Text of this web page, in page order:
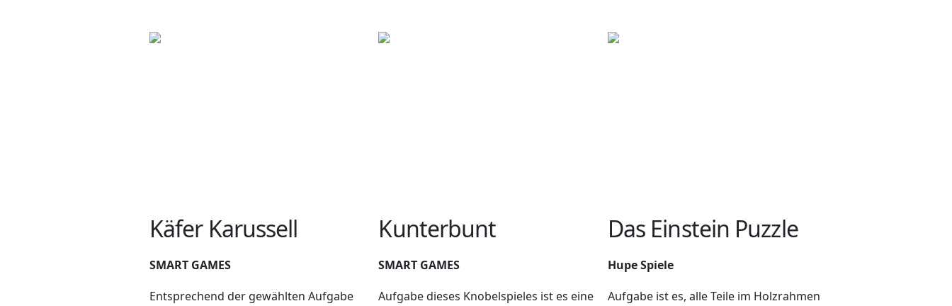
Käfer Karussell
SMART GAMES
Entsprechend der gewählten Aufgabe
Kunterbunt
SMART GAMES
Aufgabe dieses Knobelspieles ist es eine
Das Einstein Puzzle
Hupe Spiele
Aufgabe ist es, alle Teile im Holzrahmen